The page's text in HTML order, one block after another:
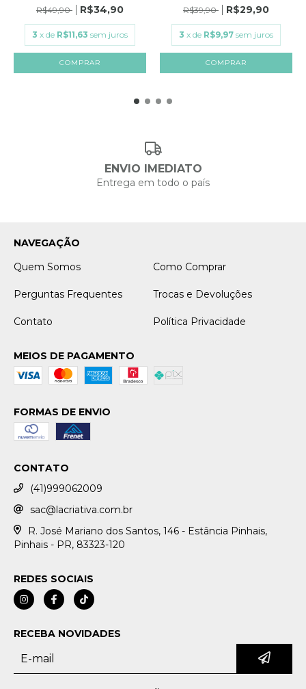
R$49,90
R$34,90
3 x de R$11,63 sem juros
R$39,90
R$29,90
3 x de R$9,97 sem juros
ENVIO IMEDIATO
Entrega em todo o país
NAVEGAÇÃO
Quem Somos
Como Comprar
Perguntas Frequentes Trocas e Devoluções
Contato Política Privacidade
MEIOS DE PAGAMENTO
FORMAS DE ENVIO
CONTATO
(41)999062009
sac@lacriativa.com.br
R. José Mariano dos Santos, 146 - Estância Pinhais,
Pinhais - PR, 83323-120
REDES SOCIAIS
RECEBA NOVIDADES